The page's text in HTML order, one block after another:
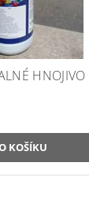
HNOJIVO